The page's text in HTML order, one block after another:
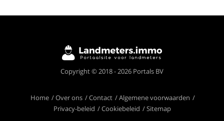
Deze website maakt gebruik van cookies om
ervoor te zorgen dat je de beste ervaring op
Ik begrijp het!
Copyright © 2018 - 2026 Portals BV
Home Over ons Contact
Algemene voorwaarden
Privacy-beleid
Cookiebeleid Sitemap